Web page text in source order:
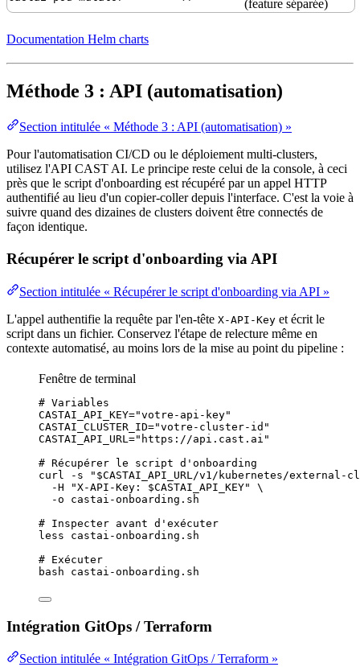
(feature séparée)
Documentation Helm charts
Méthode 3 : API (automatisation)
Section intitulée « Méthode 3 : API (automatisation) »
Pour l'automatisation CI/CD ou le déploiement multi-clusters,
utilisez l'API CAST AI. Le principe reste celui de la console, à ceci
près que le script d'onboarding est récupéré par un appel HTTP
authentifié au lieu d'un copier-coller depuis l'interface. C'est la voie à
suivre quand des dizaines de clusters doivent être connectés de
façon identique.
Récupérer le script d'onboarding via API
Section intitulée « Récupérer le script d'onboarding via API »
L'appel authentifie la requête par l'en-tête X-API-Key et écrit le
script dans un fichier. Conservez l'étape de relecture même en
contexte automatisé, au moins lors de la mise au point du pipeline :
Fenêtre de terminal
# Variables
CASTAI_API_KEY="votre-api-key"
CASTAI_CLUSTER_ID="votre-cluster-id "
CASTAI_API_URL =" https://api.cast.ai "
# Récupérer le script d'onboarding
curl
-s " $CASTAI_API_URL /v1/kubernetes/external-
-H
"X-API-Key: $CASTAI_API_KEY"
\
-o
castai-onboarding.sh
# Inspecter avant d'exécuter
less
castai-onboarding.sh
# Exécuter
bash
castai-onboarding.sh
Intégration GitOps / Terraform
Section intitulée « Intégration GitOps / Terraform »